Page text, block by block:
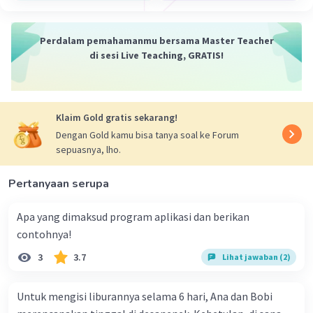
Perdalam pemahamanmu bersama Master Teacher
di sesi Live Teaching, GRATIS!
Klaim Gold gratis sekarang!
Dengan Gold kamu bisa tanya soal ke Forum
sepuasnya, lho.
Pertanyaan serupa
Apa yang dimaksud program aplikasi dan berikan
contohnya!
3 3.7 Lihat jawaban (2)
Untuk mengisi liburannya selama 6 hari, Ana dan Bobi